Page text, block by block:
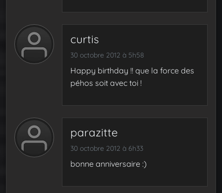
curtis
30 octobre 2012 à 5h58
Happy birthday !! que la force des
péhos soit avec toi !
parazitte
30 octobre 2012 à 6h33
bonne anniversaire :)